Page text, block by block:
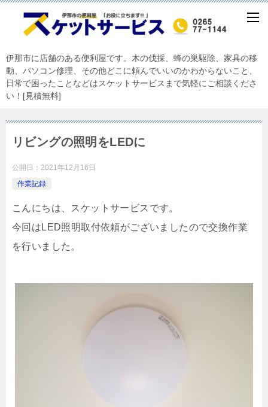
伊那市に店舗のある便利屋です。木の伐採、蜂の巣駆除、家具の移
動、パソコン修理、その他どこに頼んでいいのかわからないこと、
日常で困ったことなどはスケットサービスまで気軽にご相談くださ
い！[見積無料]
リビングの照明をLEDに
公開日： 2021年12月16日
作業記録
こんにちは、スケットサービスです。
今回はLED照明取付依頼がございましたので交換作業
を行いました。